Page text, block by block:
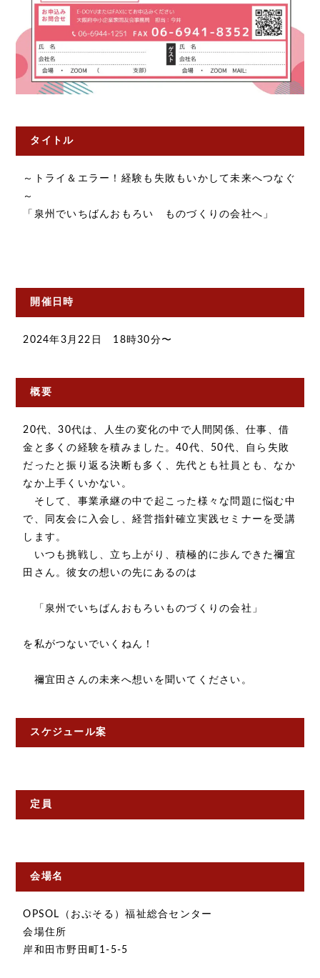
タイトル
～トライ＆エラー！経験も失敗もいかして未来へつなぐ
～
「泉州でいちばんおもろい ものづくりの会社へ」
開催日時
2024年3月22日 18時30分〜
概要
20代、30代は、人生の変化の中で人間関係、仕事、借
金と多くの経験を積みました。40代、50代、自ら失敗
だったと振り返る決断も多く、先代とも社員とも、なか
なか上手くいかない。
そして、事業承継の中で起こった様々な問題に悩む中
で、同友会に入会し、経営指針確立実践セミナーを受講
します。
いつも挑戦し、立ち上がり、積極的に歩んできた禰宜
田さん。彼女の想いの先にあるのは
「泉州でいちばんおもろいものづくりの会社」
を私がつないでいくねん！
禰宜田さんの未来へ想いを聞いてください。
スケジュール案
定員
会場名
OPSOL（おぷそる）福祉総合センター
会場住所
岸和田市野田町1-5-5